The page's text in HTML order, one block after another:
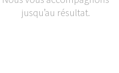
jusqu’au résultat.